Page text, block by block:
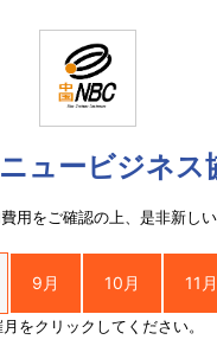
ュービジネス
用をご確認の上、是非新し
9月 10月 11月
をクリックしてください。